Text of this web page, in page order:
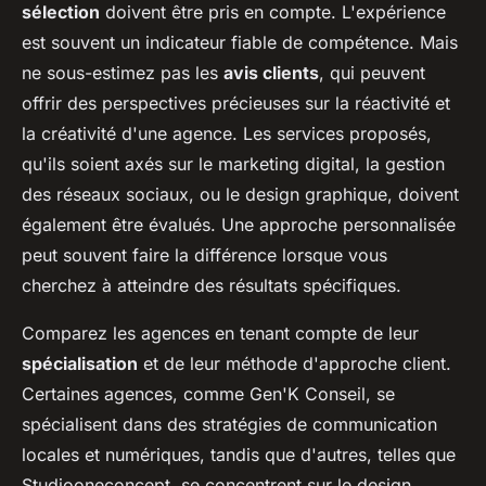
sélection doivent être pris en compte. L'expérience
est souvent un indicateur fiable de compétence. Mais
ne sous-estimez pas les avis clients, qui peuvent
offrir des perspectives précieuses sur la réactivité et
la créativité d'une agence. Les services proposés,
qu'ils soient axés sur le marketing digital, la gestion
des réseaux sociaux, ou le design graphique, doivent
également être évalués. Une approche personnalisée
peut souvent faire la différence lorsque vous
cherchez à atteindre des résultats spécifiques.
Comparez les agences en tenant compte de leur
spécialisation et de leur méthode d'approche client.
Certaines agences, comme Gen'K Conseil, se
spécialisent dans des stratégies de communication
locales et numériques, tandis que d'autres, telles que